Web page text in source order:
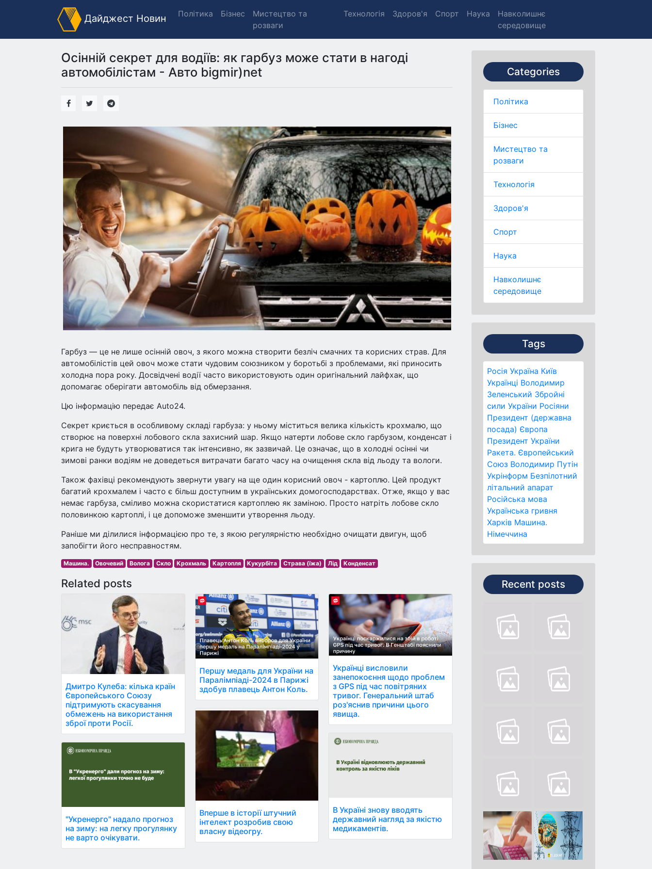
Дайджест Новин Політика Бізнес
Мистецтво та
розваги
Технологія Здоров'я Спорт Наука
Навколишнє
середовище
Categories
Політика
Бізнес
Мистецтво та
розваги
Технологія
Здоров'я
Спорт
Наука
Навколишнє
середовище
Tags
Росія Україна Київ
Українці Володимир
Зеленський Збройні
сили України Росіяни
Президент (державна
посада) Європа
Президент України
Ракета. Європейський
Союз Володимир Путін
Укрінформ Безпілотний
літальний апарат
Російська мова
Українська гривня
Харків Машина.
Німеччина
Recent posts
Осінній секрет для водіїв: як гарбуз може стати в нагоді
автомобілістам - Авто bigmir)net
Гарбуз — це не лише осінній овоч, з якого можна створити безліч смачних та корисних страв. Для
автомобілістів цей овоч може стати чудовим союзником у боротьбі з проблемами, які приносить
холодна пора року. Досвідчені водії часто використовують один оригінальний лайфхак, що
допомагає оберігати автомобіль від обмерзання.
Цю інформацію передає Auto24.
Секрет криється в особливому складі гарбуза: у ньому міститься велика кількість крохмалю, що
створює на поверхні лобового скла захисний шар. Якщо натерти лобове скло гарбузом, конденсат і
крига не будуть утворюватися так інтенсивно, як зазвичай. Це означає, що в холодні осінні чи
зимові ранки водіям не доведеться витрачати багато часу на очищення скла від льоду та вологи.
Також фахівці рекомендують звернути увагу на ще один корисний овоч - картоплю. Цей продукт
багатий крохмалем і часто є більш доступним в українських домогосподарствах. Отже, якщо у вас
немає гарбуза, сміливо можна скористатися картоплею як заміною. Просто натріть лобове скло
половинкою картоплі, і це допоможе зменшити утворення льоду.
Раніше ми ділилися інформацією про те, з якою регулярністю необхідно очищати двигун, щоб
запобігти його несправностям.
Машина. Овочевий Волога Скло Крохмаль Картопля Кукурбіта Страва (їжа) Лід Конденсат
Related posts
Дмитро Кулеба: кілька країн
Європейського Союзу
підтримують скасування
обмежень на використання
зброї проти Росії.
"Укренерго" надало прогноз
на зиму: на легку прогулянку
не варто очікувати.
Першу медаль для України на
Паралімпіаді-2024 в Парижі
здобув плавець Антон Коль.
Вперше в історії штучний
інтелект розробив свою
власну відеогру.
Українці висловили
занепокоєння щодо проблем
з GPS під час повітряних
тривог. Генеральний штаб
роз'яснив причини цього
явища.
В Україні знову вводять
державний нагляд за якістю
медикаментів.